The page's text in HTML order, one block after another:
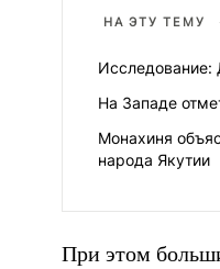
НА ЭТУ ТЕМУ
Исследование:
На Западе
Монахиня
народа Якутии
При этом